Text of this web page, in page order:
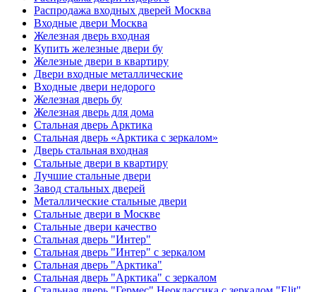
Распродажа входных дверей Москва
Входные двери Москва
Железная дверь входная
Купить железные двери бу
Железные двери в квартиру
Двери входные металлические
Входные двери недорого
Железная дверь бу
Железная дверь для дома
Стальная дверь Арктика
Стальная дверь «Арктика с зеркалом»
Дверь стальная входная
Стальные двери в квартиру
Лучшие стальные двери
Завод стальных дверей
Металлические стальные двери
Стальные двери в Москве
Стальные двери качество
Стальная дверь "Интер"
Стальная дверь "Интер" с зеркалом
Стальная дверь "Арктика"
Стальная дверь "Арктика" с зеркалом